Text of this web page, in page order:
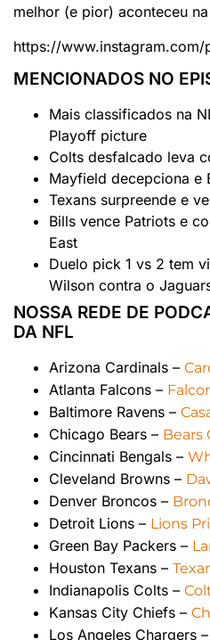
melhor (e pior) aconteceu
https://www.instagram.com/
MENCIONADOS NO
Mais classificados na
Playoff picture
Colts desfalcado leva
Mayfield decepciona e
Texans surpreende e
Bills vence Patriots e
East
Duelo pick 1 vs 2 tem
Wilson contra o
NOSSA REDE DE
DA NFL
Arizona Cardinals –
Atlanta Falcons –
Baltimore Ravens –
Chicago Bears – Bears
Cincinnati Bengals –
Cleveland Browns –
Denver Broncos –
Detroit Lions – Lions
Green Bay Packers –
Houston Texans –
Indianapolis Colts –
Kansas City Chiefs –
Los Angeles Chargers –